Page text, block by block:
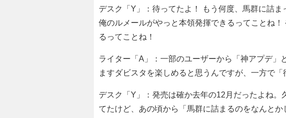
デスク「Y」：待ってたよ！ もう何度、馬群に詰
俺のルメールがやっと本領発揮できるってことね
るってことね！
ライター「A」：一部のユーザーから「神アプデ」
ますダビスタを楽しめると思うんですが、一方で
デスク「Y」：発売は確か去年の12月だったよね。
てたけど、あの頃から「馬群に詰まるのをなんと